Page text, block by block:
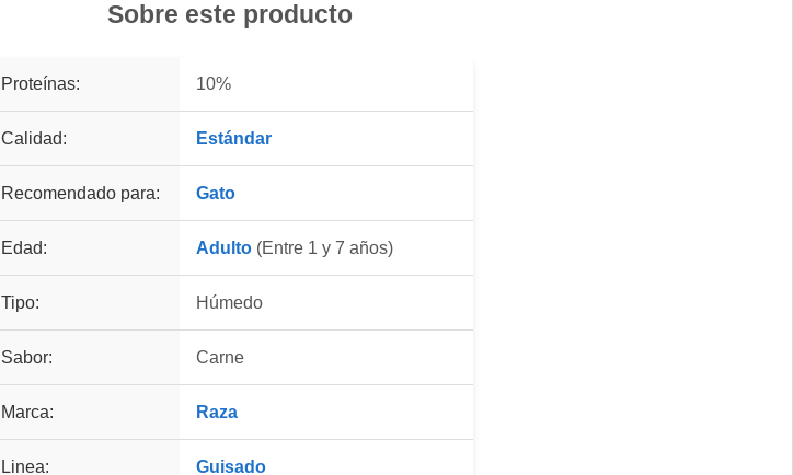
Sobre este producto
Proteínas: 10%
Calidad: Estándar
Recomendado para: Gato
Edad: Adulto (Entre 1 y 7 años)
Tipo: Húmedo
Sabor: Carne
Marca: Raza
Linea: Guisado